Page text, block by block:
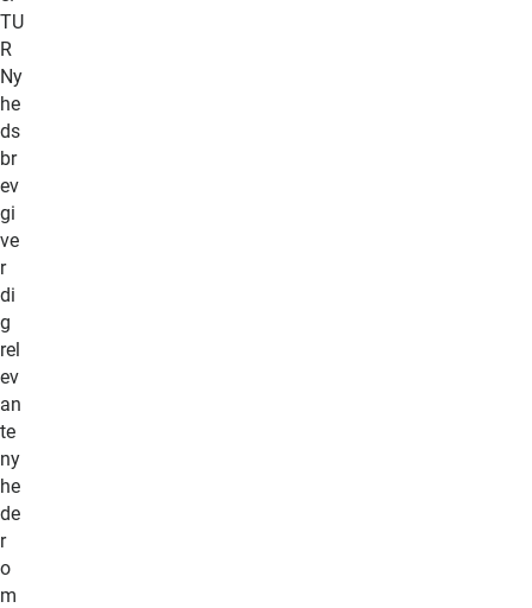
TU
R
Ny
he
ds
br
ev
gi
ve
r
di
g
rel
ev
an
te
ny
he
de
r
o
m